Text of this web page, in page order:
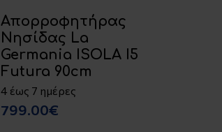
Απορροφητήρας
Νησίδας La
Germania ISOLA I5
Futura 90cm
4 έως 7 ημέρες
799.00€